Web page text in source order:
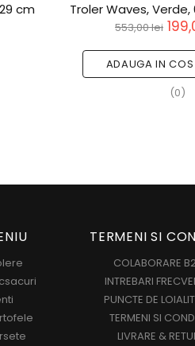
cm Troler Waves, Verde,
553,00 lei
ADAUGA IN COS
(0)
TERMENI SI
COLABORARE
INTREBARI
PUNCTE DE
TERMENI SI
LIVRARE &